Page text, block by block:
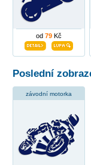
od 79Kč
Poslední
závodní motorka